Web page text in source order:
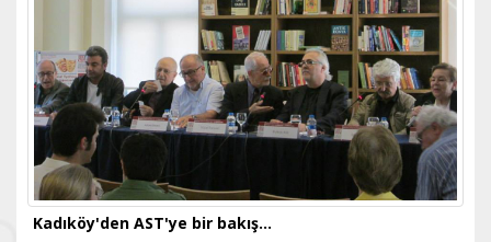
Kadıköy'den AST'ye bir bakış…